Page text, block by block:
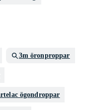
3m öronproppar
ögondroppar